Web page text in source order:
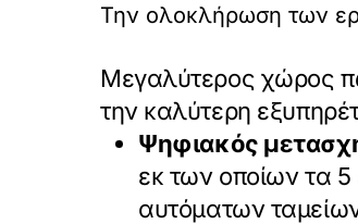
Την ολοκλήρωση των
Μεγαλύτερος χώρος
την καλύτερη
Ψηφιακός
εκ των οποίων τα 5
αυτόματων